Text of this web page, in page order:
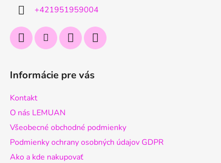
+421951959004
Informácie pre vás
Kontakt
O nás LEMUAN
Všeobecné obchodné podmienky
Podmienky ochrany osobných údajov GDPR
Ako a kde nakupovať